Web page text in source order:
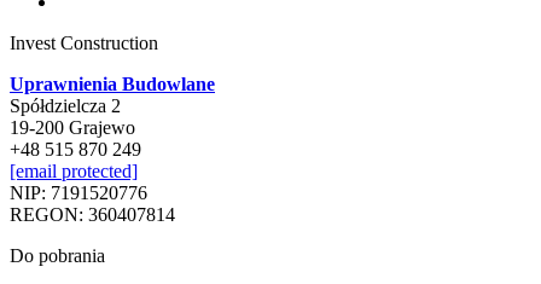
Invest Construction
Uprawnienia Budowlane
Spółdzielcza 2
19-200 Grajewo
+48 515 870 249
[email protected]
NIP: 7191520776
REGON: 360407814
Do pobrania